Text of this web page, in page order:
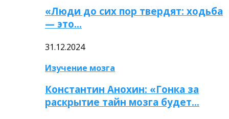
«Люди до сих пор твердят: ходьба
— это…
31.12.2024
Изучение мозга
Константин Анохин: «Гонка за
раскрытие тайн мозга будет…